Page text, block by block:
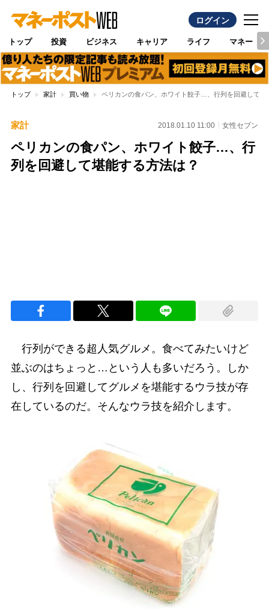
ログイン
トップ 投資 ビジネス キャリア ライフ マネー
トップ 家計 買い物 ペリカンの食パン、ホワイト餃子…、行列を回避して堪
家計 2018.01.10 11:00 女性セブン
ペリカンの食パン、ホワイト餃子…、行
列を回避して堪能する方法は？
行列ができる超人気グルメ。食べてみたいけど
並ぶのはちょっと…という人も多いだろう。しか
し、行列を回避してグルメを堪能するウラ技が存
在しているのだ。そんなウラ技を紹介します。